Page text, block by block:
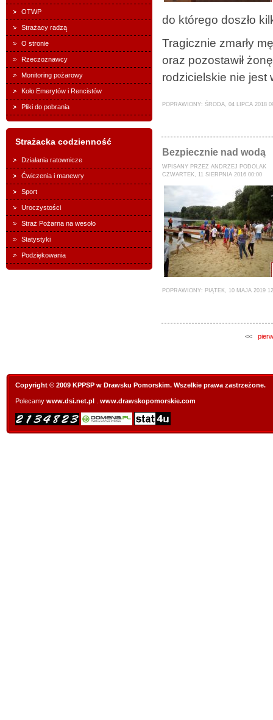
OTWP
Strażacy radzą
O stronie
Rzeczoznawcy
Monitoring pożarowy
Koło Emerytów i Rencistów
Pliki do pobrania
Strażacka codzienność
Działania ratownicze
Ćwiczenia i manewry
Sport
Uroczystości
Straż Pożarna na wesoło
Statystyki
Podziękowania
do którego doszło
Tragicznie zmarły
oraz pozostawił
rodzicielskie nie jest
POPRAWIONY: ŚRODA, 04 LIPCA 2018
Bezpiecznie nad wodą
WPISANY PRZEZ ANDRZEJ PODOLAK
CZWARTEK, 11 SIERPNIA 2016 00:00
POPRAWIONY: PIĄTEK, 10 MAJA 2019
<<
Copyright © 2009 KPPSP w Drawsku Pomorskim. Wszelkie prawa zastrzeżone.
Polecamy www.dsi.net.pl www.drawskopomorskie.com